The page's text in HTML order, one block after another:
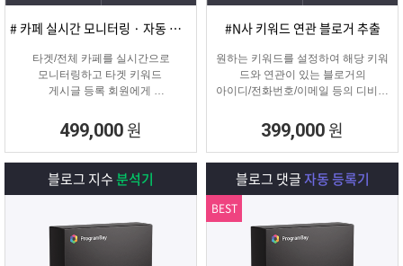
# 카페 실시간 모니터링 · 자동 쪽지/메일발송
타겟/전체 카페를 실시간으로
모니터링하고 타겟 키워드
게시글 등록 회원에게
프로그램
499,000 원
#N사 키워드 연관 블로거 추출
원하는 키워드를 설정하여 해당 키워
드와 연관이 있는 블로거의
아이디/전화번호/이메일 등의 디비를
실질적으로 효과적인 디비를 추출 할
수 있는 프로그램
399,000 원
블로그 지수분석기 블로그 댓글자동 등록기
BEST